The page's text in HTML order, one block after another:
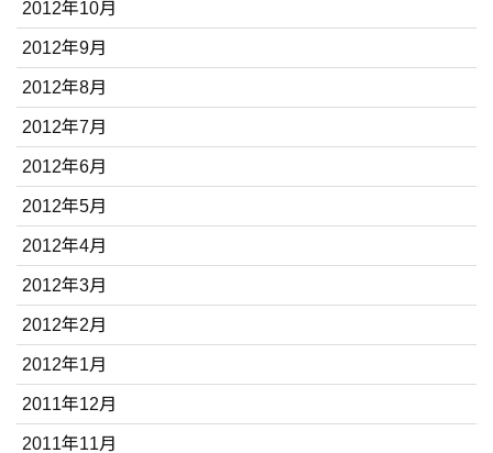
2012年10月
2012年9月
2012年8月
2012年7月
2012年6月
2012年5月
2012年4月
2012年3月
2012年2月
2012年1月
2011年12月
2011年11月